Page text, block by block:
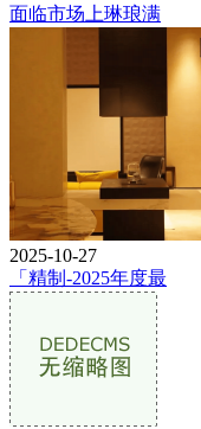
面临市场上琳琅满
2025-10-27
「精制-2025年度最